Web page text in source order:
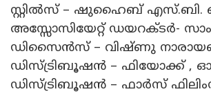
സ്റ്റിൽസ് – ഷുഹൈബ് എസ്.ബി.
അസ്സോസിയേറ്റ് ഡയറക്ടർ-
ഡിസൈൻസ് – വിഷ്ണു
ഡിസ്ട്രിബൂഷൻ – ഫിയോക്ക് ,
ഡിസ്ട്രിബൂഷൻ – ഫാർസ്